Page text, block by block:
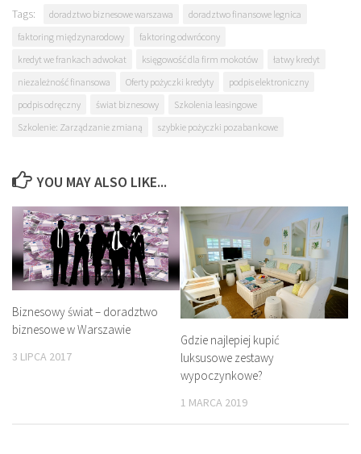
Tags: doradztwo biznesowe warszawa
doradztwo finansowe legnica
faktoring międzynarodowy
faktoring odwrócony
kredyt we frankach adwokat
księgowość dla firm mokotów
łatwy kredyt
niezależność finansowa
Oferty pożyczki kredyty
podpis elektroniczny
podpis odręczny
świat biznesowy
Szkolenia leasingowe
Szkolenie: Zarządzanie zmianą
szybkie pożyczki pozabankowe
YOU MAY ALSO LIKE...
Biznesowy świat – doradztwo
biznesowe w Warszawie
3 LIPCA 2017
Gdzie najlepiej kupić
luksusowe zestawy
wypoczynkowe?
1 MARCA 2019